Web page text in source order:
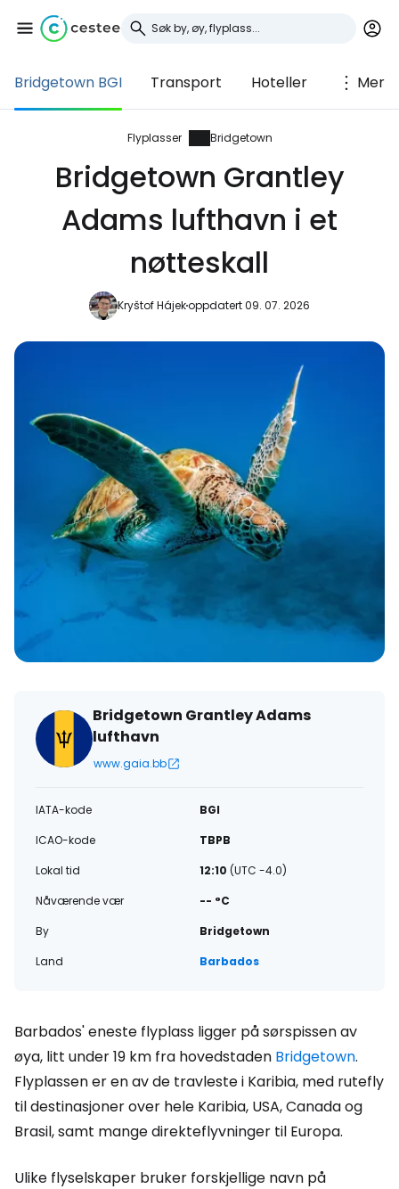
Bridgetown BGI Transport Hoteller Mer
Flyplasser Bridgetown
Bridgetown Grantley
Adams lufthavn i et
nøtteskall
Kryštof Hájekoppdatert 09. 07. 2026
Bridgetown Grantley Adams
lufthavn
www.gaia.bb
IATA-kode
BGI
ICAO-kode
TBPB
Lokal tid
12:10 (UTC -4.0)
Nåværende vær
-- °C
By
Bridgetown
Land
Barbados
Barbados' eneste flyplass ligger på sørspissen av
øya, litt under 19 km fra hovedstaden Bridgetown.
Flyplassen er en av de travleste i Karibia, med rutefly
til destinasjoner over hele Karibia, USA, Canada og
Brasil, samt mange direkteflyvninger til Europa.
Ulike flyselskaper bruker forskjellige navn på
Logg inn på Cestee
... det verdensomspennende
reisefellesskapet
Fortsett med Google